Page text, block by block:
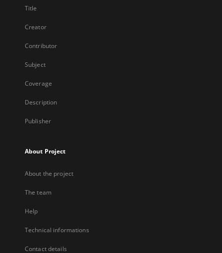
Title
Creator
Contributor
Subject
Coverage
Description
Publisher
About Project
About the project
The team
Help
Technical informations
Contact details